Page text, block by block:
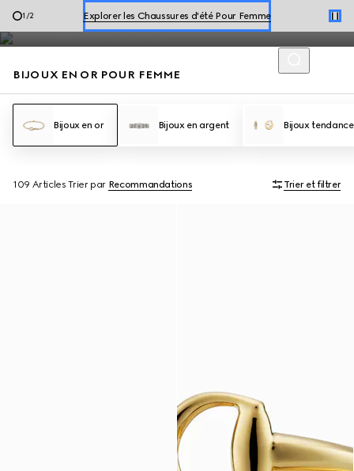
2 /2 Explore les Chaussures d'été Pour Homme
Explorer les Chaussures d'été Pour Femme
Bijoux en Or
BIJOUX EN OR POUR FEMME
Bijoux en or Bijoux en argent Bijoux tendance
109 Articles Trier par Recommandations Trier et filtrer